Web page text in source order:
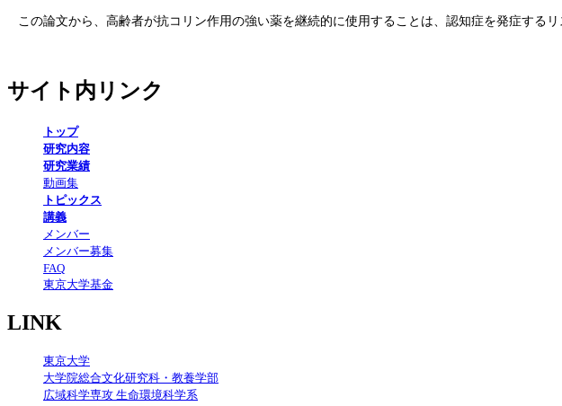
この論文から、高齢者が抗コリン作用の強い薬を継続的に使用することは、認知症を発症する
サイト内リンク
トップ
研究内容
研究業績
動画集
トピックス
講義
メンバー
メンバー募集
FAQ
東京大学基金
LINK
東京大学
大学院総合文化研究科・教養学部
広域科学専攻 生命環境科学系